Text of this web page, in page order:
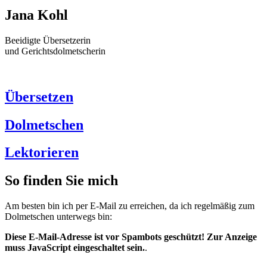
Jana Kohl
Beeidigte Übersetzerin
und Gerichtsdolmetscherin
Übersetzen
Dolmetschen
Lektorieren
So finden Sie mich
Am besten bin ich per E-Mail zu erreichen, da ich regelmäßig zum
Dolmetschen unterwegs bin:
Diese E-Mail-Adresse ist vor Spambots geschützt! Zur Anzeige
muss JavaScript eingeschaltet sein..